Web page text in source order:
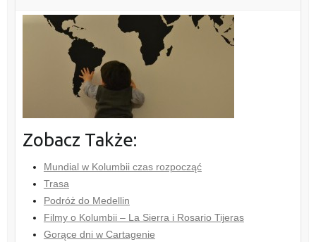
Zobacz Także:
Mundial w Kolumbii czas rozpocząć
Trasa
Podróż do Medellin
Filmy o Kolumbii – La Sierra i Rosario Tijeras
Gorące dni w Cartagenie